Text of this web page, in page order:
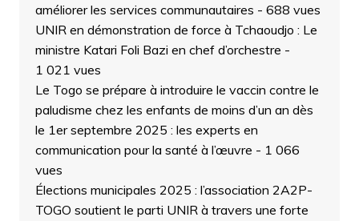
améliorer les services communautaires - 688 vues
UNIR en démonstration de force à Tchaoudjo : Le
ministre Katari Foli Bazi en chef d’orchestre -
1 021 vues
Le Togo se prépare à introduire le vaccin contre le
paludisme chez les enfants de moins d’un an dès
le 1er septembre 2025 : les experts en
communication pour la santé à l’œuvre - 1 066
vues
Élections municipales 2025 : l’association 2A2P-
TOGO soutient le parti UNIR à travers une forte